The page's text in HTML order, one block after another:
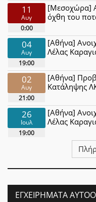
11
Αυγ
0:00
[Μεσοχώρα]
όχθη του
04
Αυγ
19:00
[Αθήνα]
Λέλας
02
Αυγ
21:00
[Αθήνα]
Κατάληψης
26
Ιουλ
19:00
[Αθήνα]
Λέλας
ΕΓΧΕΙΡΉΜΑΤΑ